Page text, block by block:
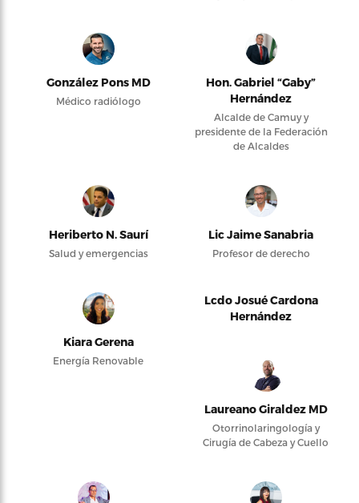
González Pons MD
Médico radiólogo
Hon. Gabriel “Gaby”
Hernández
Alcalde de Camuy y
presidente de la Federación
de Alcaldes
Heriberto N. Saurí
Salud y emergencias
Lic Jaime Sanabria
Profesor de derecho
Kiara Gerena
Energía Renovable
Lcdo Josué Cardona
Hernández
Laureano Giraldez MD
Otorrinolaringología y
Cirugía de Cabeza y Cuello